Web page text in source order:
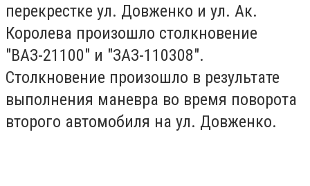
перекрестке ул. Довженко и ул. Ак.
Королева произошло столкновение
"ВАЗ-21100" и "ЗАЗ-110308".
Столкновение произошло в результате
выполнения маневра во время поворота
второго автомобиля на ул. Довженко.